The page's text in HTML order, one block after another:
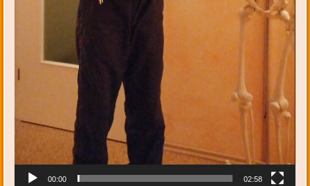
00:00 02:58